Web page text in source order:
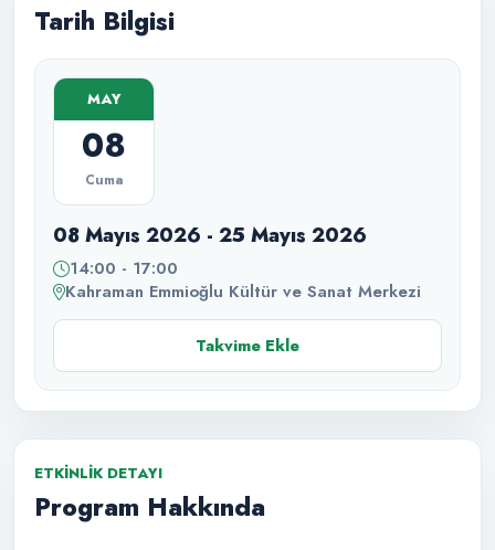
Tarih Bilgisi
MAY
08
Cuma
08 Mayıs 2026 - 25 Mayıs 2026
14:00 - 17:00
Kahraman Emmioğlu Kültür ve Sanat Merkezi
Takvime Ekle
ETKINLIK DETAYI
Program Hakkında